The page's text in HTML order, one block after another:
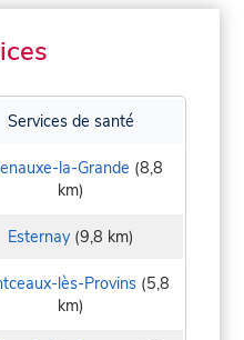
Services de santé
la-Grande (8,8
km)
Esternay (9,8 km)
lès-Provins (5,8
km)